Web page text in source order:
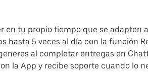
en tu propio tiempo que se adapten
5 veces al día con la función
al completar entregas en
la App y recibe soporte cuando lo